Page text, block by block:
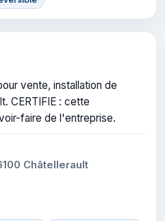
vente, installation de
CERTIFIE : cette
faire de l'entreprise.
Châtellerault